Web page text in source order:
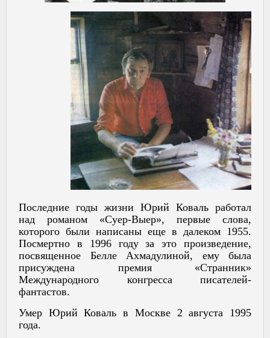
Последние годы жизни Юрий Коваль работал
над романом «Суер-Выер», первые слова,
которого были написаны еще в далеком 1955.
Посмертно в 1996 году за это произведение,
посвященное Белле Ахмадулиной, ему была
присуждена премия «Странник»
Международного конгресса писателей-
фантастов.
Умер Юрий Коваль в Москве 2 августа 1995
года.